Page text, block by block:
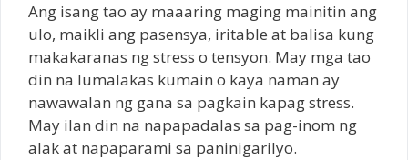
Ang isang tao ay maaaring maging mainitin ang
ulo, maikli ang pasensya, iritable at balisa kung
makakaranas ng stress o tensyon. May mga tao
din na lumalakas kumain o kaya naman ay
nawawalan ng gana sa pagkain kapag stress.
May ilan din na napapadalas sa pag-inom ng
alak at napaparami sa paninigarilyo.